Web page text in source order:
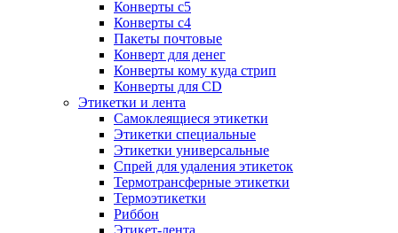
Конверты с5
Конверты с4
Пакеты почтовые
Конверт для денег
Конверты кому куда стрип
Конверты для CD
Этикетки и лента
Самоклеящиеся этикетки
Этикетки специальные
Этикетки универсальные
Спрей для удаления этикеток
Термотрансферные этикетки
Термоэтикетки
Риббон
Этикет-лента